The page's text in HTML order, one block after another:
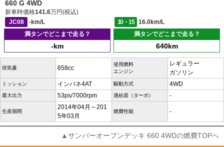
660 G 4WD
新車時価格141.6万円(税込)
JC08
-km/L 10・15
16.0km/L
満タンでどこまで走る？
-km
満タンでどこまで走る？
640km
排気量 658cc
使用燃料
エンジン
レギュラー
ガソリン
ミッション インパネ4AT 駆動方式 4WD
最大出力 53ps/7000rpm 過給器（ターボ） -
生産期間
2014年04月～201
5年03月
燃費性能 -
▲サンバーオープンデッキ 660 4WDの燃費TOPへ